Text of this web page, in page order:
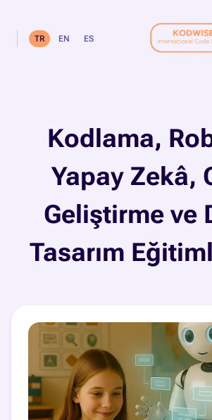
TR EN ES
Kodlama,
Yapay Zekâ,
Geliştirme ve
Tasarım